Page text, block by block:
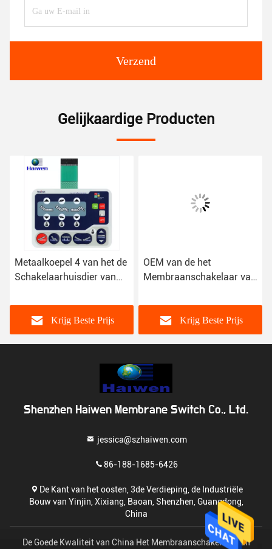
Verzend
Gelijkaardige Producten
Metaalkoepel 4 van het de
Schakelaarhuisdier van
Materiële Waterdichte
Douane
Krijg Beste Prijs
OEM van de het
Membraanschakelaar van
Douaneontwerp met
MetaalkoepelKrijg Beste Prijs
Shenzhen Haiwen Membrane Switch Co., Ltd.
jessica@szhaiwen.com
86-188-1685-6426
De Kant van het oosten, 3de Verdieping, de Industriële
Bouw van Yinjin, Xixiang, Baoan, Shenzhen, Guangdong,
China
De Goede Kwaliteit van China Het Membraanschakelaar van